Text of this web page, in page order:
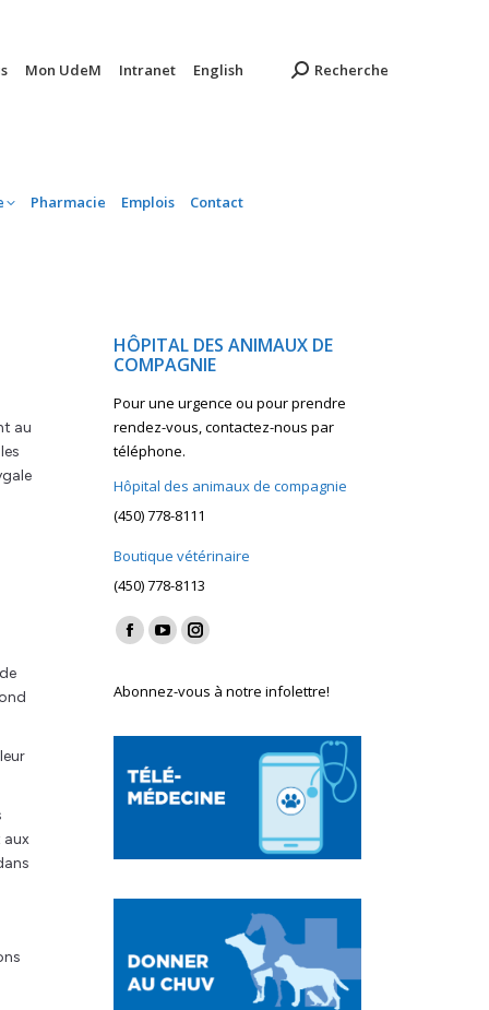
Mon UdeM Intranet English Recherche
Pharmacie Emplois Contact
au
aux
HÔPITAL DES ANIMAUX DE
COMPAGNIE
Pour une urgence ou pour prendre
rendez-vous, contactez-nous par
téléphone.
Hôpital des animaux de compagnie
(450) 778-8111
Boutique vétérinaire
(450) 778-8113
Find us on:
Facebook
opens
window
YouTube
opens
window
Instagram
opens
Abonnez-vous à notre infolettre!